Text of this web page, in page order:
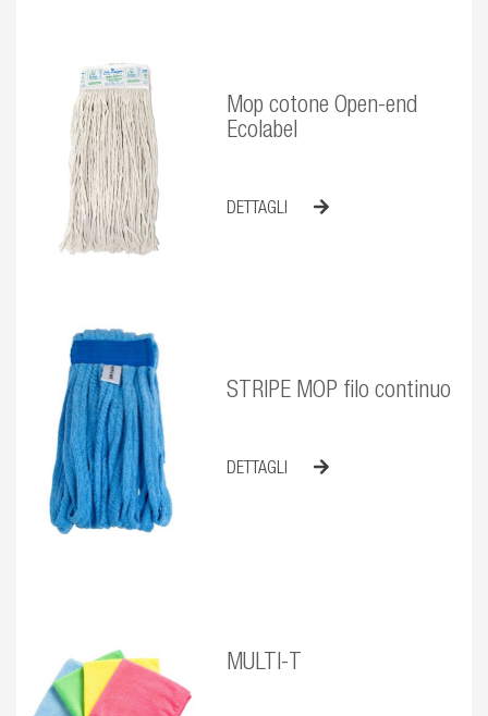
Mop cotone Open-end
Ecolabel
DETTAGLI
STRIPE MOP filo continuo
DETTAGLI
MULTI-T